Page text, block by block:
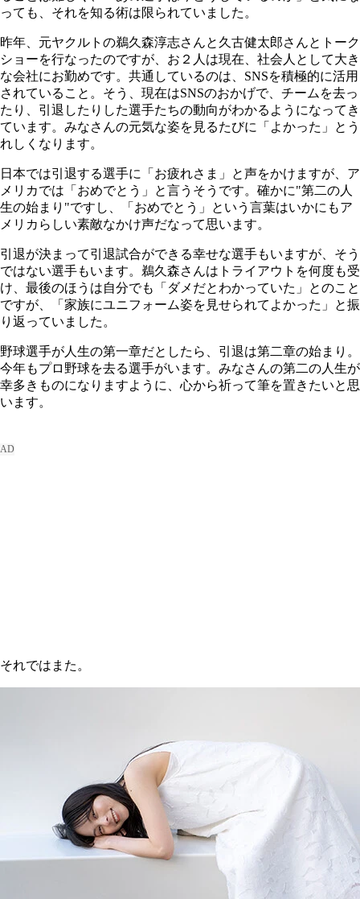
っても、それを知る術は限られていました。
昨年、元ヤクルトの鵜久森淳志さんと久古健太郎さんとトーク
ショーを行なったのですが、お２人は現在、社会人として大き
な会社にお勤めです。共通しているのは、SNSを積極的に活用
されていること。そう、現在はSNSのおかげで、チームを去っ
たり、引退したりした選手たちの動向がわかるようになってき
ています。みなさんの元気な姿を見るたびに「よかった」とう
れしくなります。
日本では引退する選手に「お疲れさま」と声をかけますが、ア
メリカでは「おめでとう」と言うそうです。確かに"第二の人
生の始まり"ですし、「おめでとう」という言葉はいかにもア
メリカらしい素敵なかけ声だなって思います。
引退が決まって引退試合ができる幸せな選手もいますが、そう
ではない選手もいます。鵜久森さんはトライアウトを何度も受
け、最後のほうは自分でも「ダメだとわかっていた」とのこと
ですが、「家族にユニフォーム姿を見せられてよかった」と振
り返っていました。
野球選手が人生の第一章だとしたら、引退は第二章の始まり。
今年もプロ野球を去る選手がいます。みなさんの第二の人生が
幸多きものになりますように、心から祈って筆を置きたいと思
います。
それではまた。